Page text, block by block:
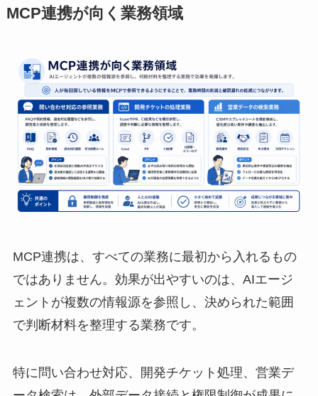
MCP連携が向く業務領域
MCP連携は、すべての業務に最初から入れるもの
ではありません。効果が出やすいのは、AIエージ
ェントが複数の情報源を参照し、決められた範囲
で判断材料を整理する業務です。
特に問い合わせ対応、開発チケット処理、営業デ